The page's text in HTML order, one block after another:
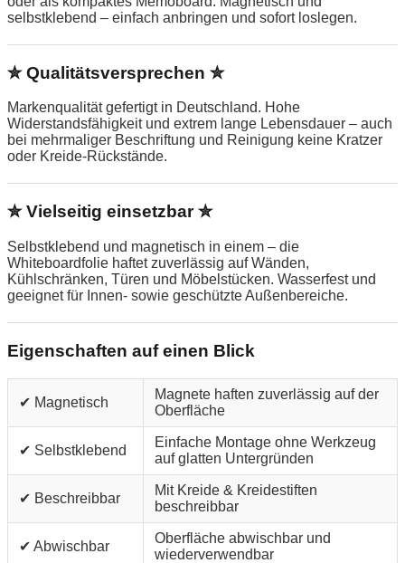
selbstklebend – einfach anbringen und sofort loslegen.
✮ Qualitätsversprechen ✮
Markenqualität gefertigt in Deutschland. Hohe
Widerstandsfähigkeit und extrem lange Lebensdauer – auch
bei mehrmaliger Beschriftung und Reinigung keine Kratzer
oder Kreide-Rückstände.
✮ Vielseitig einsetzbar ✮
Selbstklebend und magnetisch in einem – die
Whiteboardfolie haftet zuverlässig auf Wänden,
Kühlschränken, Türen und Möbelstücken. Wasserfest und
geeignet für Innen- sowie geschützte Außenbereiche.
Eigenschaften auf einen Blick
✔ Magnetisch
Magnete haften zuverlässig auf der
Oberfläche
✔ Selbstklebend
Einfache Montage ohne Werkzeug
auf glatten Untergründen
✔ Beschreibbar
Mit Kreide & Kreidestiften
beschreibbar
✔ Abwischbar
Oberfläche abwischbar und
wiederverwendbar